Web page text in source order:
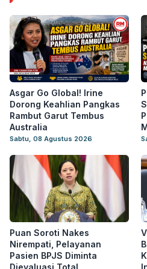
Asgar Go Global! Irine
Dorong Keahlian Pangkas
Rambut Garut Tembus
Australia
Sabtu, 08 Agustus 2026
Puan Soroti Nakes
Nirempati, Pelayanan
Pasien BPJS Diminta
Dievaluasi Total